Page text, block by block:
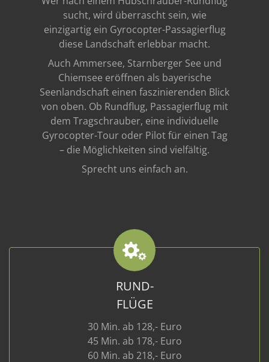
sucht, wird überrascht sein, wie
einzigartig ein Gyrocopter-Passagierflug
diese Landschaft erlebbar macht.
Auch Ammersee, Starnberger See und
Chiemsee eröffnen als bayerische
Seenlandschaft einen faszinierenden Blick
von oben. Ob Rundflug, Passagierflug mit
dem Tragschrauber, eine individuelle
Gyrocopter-Tour oder Pilot für einen Tag
– die Möglichkeiten sind vielfältig.
Sprecht uns einfach an.
RUND-
FLÜGE
30 Min. ab 128,- Euro
45 Min. ab 178,- Euro
60 Min. ab 218,- Euro